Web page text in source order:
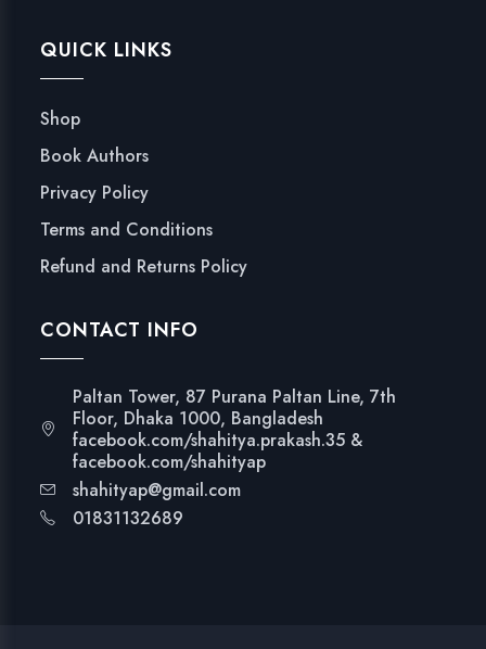
QUICK LINKS
Shop
Book Authors
Privacy Policy
Terms and Conditions
Refund and Returns Policy
CONTACT INFO
Paltan Tower, 87 Purana Paltan Line, 7th
Floor, Dhaka 1000, Bangladesh
facebook.com/shahitya.prakash.35 &
facebook.com/shahityap
shahityap@gmail.com
01831132689